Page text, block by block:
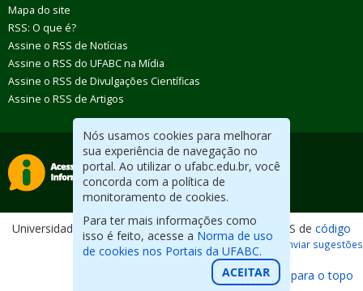
Nós usamos cookies para melhorar
sua experiência de navegação no
portal. Ao utilizar o ufabc.edu.br, você
concorda com a política de
monitoramento de cookies.
Para ter mais informações como
isso é feito, acesse a Norma de uso
de cookies nos Portais da UFABC.
ACEITAR
Mapa do site
RSS: O que é?
Assine o RSS de Notícias
Assine o RSS do UFABC na Mídia
Assine o RSS de Divulgações Científicas
Assine o RSS de Artigos
Universidade Federal do ABC. Desenvolvido com CMS de código
aberto. Reportar erros / Enviar sugestões
Voltar para o topo